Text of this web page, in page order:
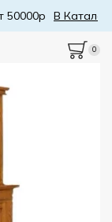
В Каталог
0